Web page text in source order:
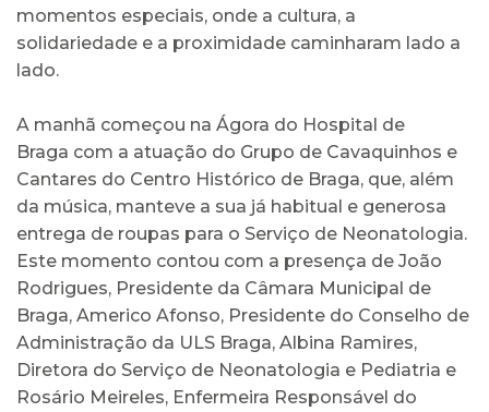
momentos especiais, onde a cultura, a
solidariedade e a proximidade caminharam lado a
lado.
A manhã começou na Ágora do Hospital de
Braga com a atuação do Grupo de Cavaquinhos e
Cantares do Centro Histórico de Braga, que, além
da música, manteve a sua já habitual e generosa
entrega de roupas para o Serviço de Neonatologia.
Este momento contou com a presença de João
Rodrigues, Presidente da Câmara Municipal de
Braga, Americo Afonso, Presidente do Conselho de
Administração da ULS Braga, Albina Ramires,
Diretora do Serviço de Neonatologia e Pediatria e
Rosário Meireles, Enfermeira Responsável do